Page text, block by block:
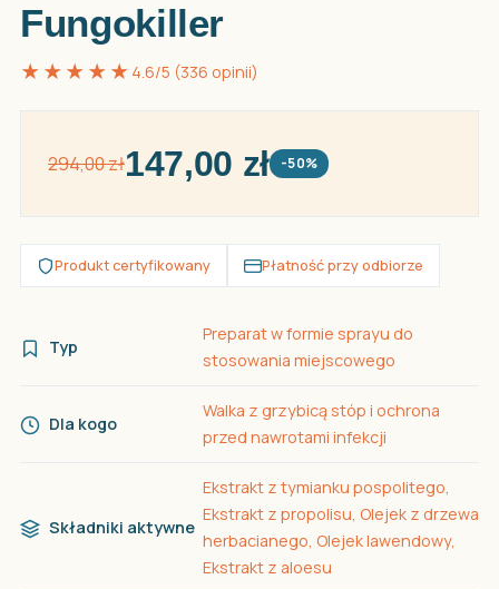
Fungokiller
★★★★★ 4.6/5 (336 opinii)
294,00 zł147,00 zł -50%
Produkt certyfikowany Płatność przy odbiorze
Typ
Preparat w formie sprayu do
stosowania miejscowego
Dla kogo
Walka z grzybicą stóp i ochrona
przed nawrotami infekcji
Składniki aktywne
Ekstrakt z tymianku pospolitego,
Ekstrakt z propolisu, Olejek z drzewa
herbacianego, Olejek lawendowy,
Ekstrakt z aloesu